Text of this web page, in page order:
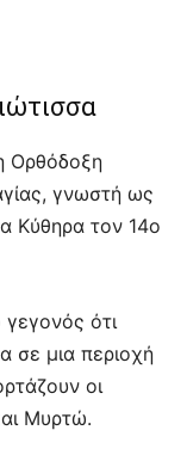
Ορθόδοξη
γνωστή ως
Κύθηρα τον 14ο
ότι
σε μια περιοχή
οι
Μυρτώ.